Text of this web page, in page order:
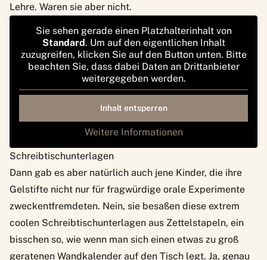
Lehre. Waren sie aber nicht.
Sie sehen gerade einen Platzhalterinhalt von
Standard. Um auf den eigentlichen Inhalt
zuzugreifen, klicken Sie auf den Button unten. Bitte
beachten Sie, dass dabei Daten an Drittanbieter
weitergegeben werden.
Inhalt entsperren
Weitere Informationen
Schreibtischunterlagen
Dann gab es aber natürlich auch jene Kinder, die ihre
Gelstifte nicht nur für fragwürdige orale Experimente
zweckentfremdeten. Nein, sie besaßen diese extrem
coolen Schreibtischunterlagen aus Zettelstapeln, ein
bisschen so, wie wenn man sich einen etwas zu groß
geratenen Wandkalender auf den Tisch legt. Ja, genau